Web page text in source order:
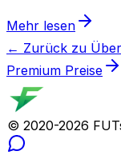
Mehr lesen
← Zurück zu
Premium Preise
© 2020-2026